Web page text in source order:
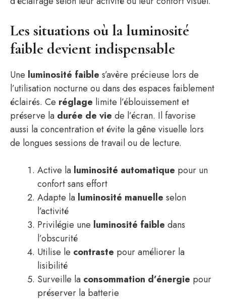
Les situations où la luminosité
faible devient indispensable
Une luminosité faible s’avère précieuse lors de
l’utilisation nocturne ou dans des espaces faiblement
éclairés. Ce réglage limite l’éblouissement et
préserve la durée de vie de l’écran. Il favorise
aussi la concentration et évite la gêne visuelle lors
de longues sessions de travail ou de lecture.
Active la luminosité automatique pour un
confort sans effort
Adapte la luminosité manuelle selon
l’activité
Privilégie une luminosité faible dans
l’obscurité
Utilise le contraste pour améliorer la
lisibilité
Surveille la consommation d’énergie pour
préserver la batterie